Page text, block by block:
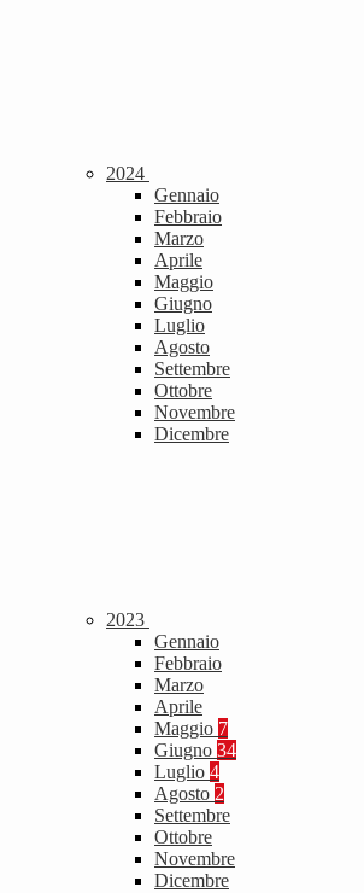
2024
Gennaio
Febbraio
Marzo
Aprile
Maggio
Giugno
Luglio
Agosto
Settembre
Ottobre
Novembre
Dicembre
2023
Gennaio
Febbraio
Marzo
Aprile
Maggio 7
Giugno 34
Luglio 4
Agosto 2
Settembre
Ottobre
Novembre
Dicembre